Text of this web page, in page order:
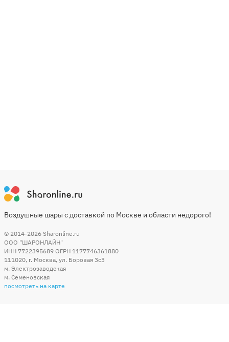
Воздушные шары с доставкой по Москве и области недорого!
© 2014-2026 Sharonline.ru
ООО "ШАРОНЛАЙН"
ИНН 7722395689 ОГРН 1177746361880
111020, г. Москва, ул. Боровая 3c3
м. Электрозаводская
м. Семеновская
посмотреть на карте